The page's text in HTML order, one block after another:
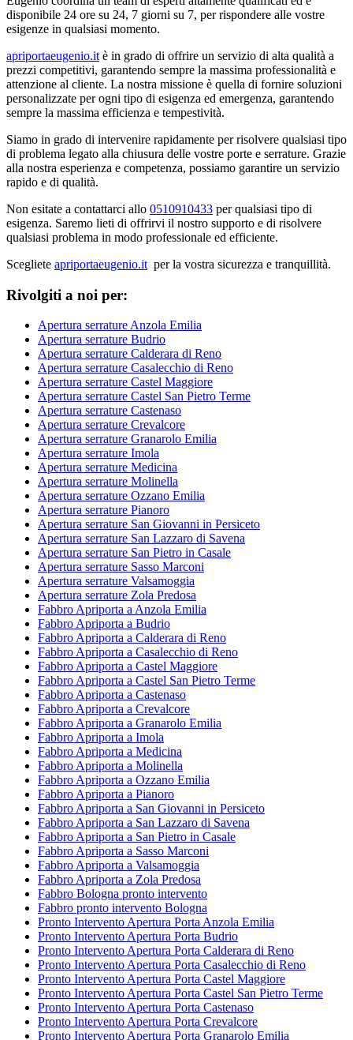
disponibile 24 ore su 24, 7 giorni su 7, per rispondere alle vostre
esigenze in qualsiasi momento.
apriportaeugenio.it è in grado di offrire un servizio di alta qualità a
prezzi competitivi, garantendo sempre la massima professionalità e
attenzione al cliente. La nostra missione è quella di fornire soluzioni
personalizzate per ogni tipo di esigenza ed emergenza, garantendo
sempre la massima efficienza e tempestività.
Siamo in grado di intervenire rapidamente per risolvere qualsiasi tipo
di problema legato alla chiusura delle vostre porte e serrature. Grazie
alla nostra esperienza e competenza, possiamo garantire un servizio
rapido e di qualità.
Non esitate a contattarci allo 0510910433 per qualsiasi tipo di
esigenza. Saremo lieti di offrirvi il nostro supporto e di risolvere
qualsiasi problema in modo professionale ed efficiente.
Scegliete apriportaeugenio.it per la vostra sicurezza e tranquillità.
Rivolgiti a noi per:
Apertura serrature Anzola Emilia
Apertura serrature Budrio
Apertura serrature Calderara di Reno
Apertura serrature Casalecchio di Reno
Apertura serrature Castel Maggiore
Apertura serrature Castel San Pietro Terme
Apertura serrature Castenaso
Apertura serrature Crevalcore
Apertura serrature Granarolo Emilia
Apertura serrature Imola
Apertura serrature Medicina
Apertura serrature Molinella
Apertura serrature Ozzano Emilia
Apertura serrature Pianoro
Apertura serrature San Giovanni in Persiceto
Apertura serrature San Lazzaro di Savena
Apertura serrature San Pietro in Casale
Apertura serrature Sasso Marconi
Apertura serrature Valsamoggia
Apertura serrature Zola Predosa
Fabbro Apriporta a Anzola Emilia
Fabbro Apriporta a Budrio
Fabbro Apriporta a Calderara di Reno
Fabbro Apriporta a Casalecchio di Reno
Fabbro Apriporta a Castel Maggiore
Fabbro Apriporta a Castel San Pietro Terme
Fabbro Apriporta a Castenaso
Fabbro Apriporta a Crevalcore
Fabbro Apriporta a Granarolo Emilia
Fabbro Apriporta a Imola
Fabbro Apriporta a Medicina
Fabbro Apriporta a Molinella
Fabbro Apriporta a Ozzano Emilia
Fabbro Apriporta a Pianoro
Fabbro Apriporta a San Giovanni in Persiceto
Fabbro Apriporta a San Lazzaro di Savena
Fabbro Apriporta a San Pietro in Casale
Fabbro Apriporta a Sasso Marconi
Fabbro Apriporta a Valsamoggia
Fabbro Apriporta a Zola Predosa
Fabbro Bologna pronto intervento
Fabbro pronto intervento Bologna
Pronto Intervento Apertura Porta Anzola Emilia
Pronto Intervento Apertura Porta Budrio
Pronto Intervento Apertura Porta Calderara di Reno
Pronto Intervento Apertura Porta Casalecchio di Reno
Pronto Intervento Apertura Porta Castel Maggiore
Pronto Intervento Apertura Porta Castel San Pietro Terme
Pronto Intervento Apertura Porta Castenaso
Pronto Intervento Apertura Porta Crevalcore
Pronto Intervento Apertura Porta Granarolo Emilia